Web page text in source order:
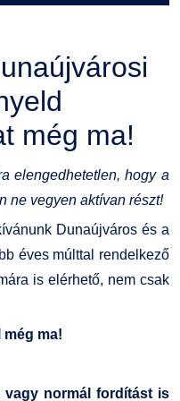
Tájékoztató
még ma!
elengedhetetlen, hogy a
ne vegyen aktívan részt!
Dunaújváros és a
éves múlttal rendelkező
is elérhető, nem csak
még ma!
vagy normál fordítást is